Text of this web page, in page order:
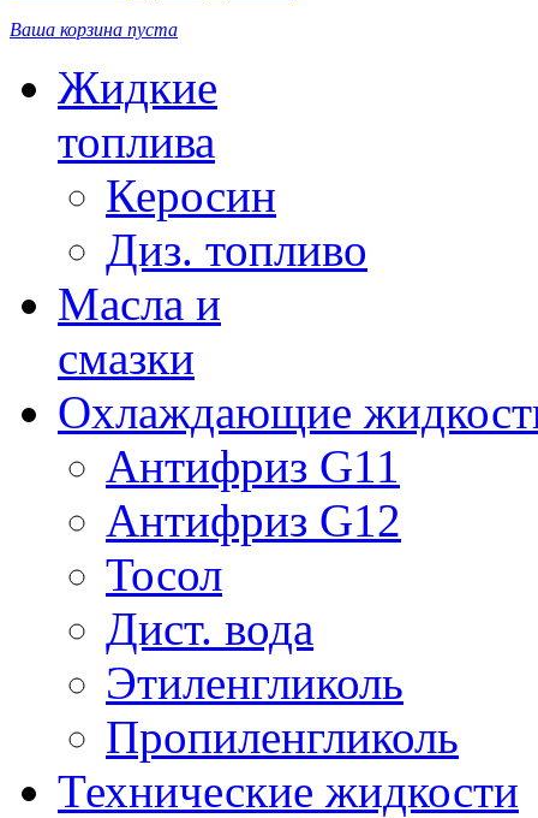
Ваша корзина пуста
Жидкие
топлива
Керосин
Диз. топливо
Масла и
смазки
Охлаждающие
Антифриз G11
Антифриз G12
Тосол
Дист. вода
Этиленгликоль
Пропиленгликоль
Технические жидкости